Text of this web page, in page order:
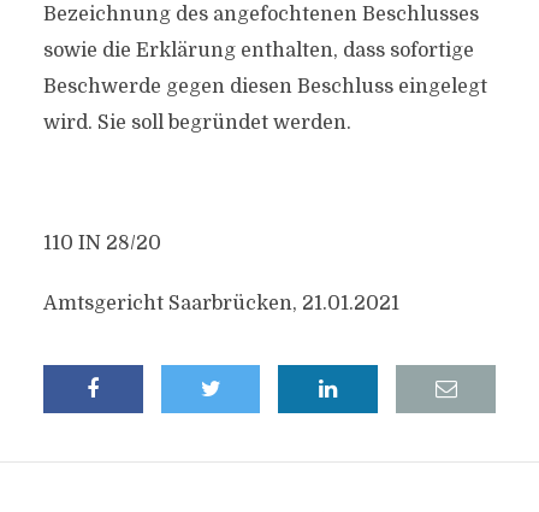
Bezeichnung des angefochtenen Beschlusses
sowie die Erklärung enthalten, dass sofortige
Beschwerde gegen diesen Beschluss eingelegt
wird. Sie soll begründet werden.
110 IN 28/20
Amtsgericht Saarbrücken, 21.01.2021